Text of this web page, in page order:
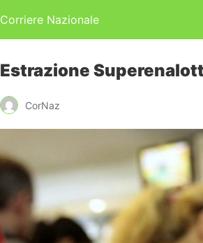
Corriere Nazionale
Estrazione
CorNaz